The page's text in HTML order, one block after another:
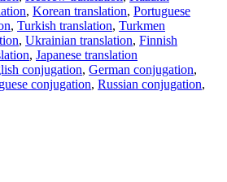
, Korean translation, Portuguese
, Turkish translation, Turkmen
, Ukrainian translation, Finnish
, Japanese translation
conjugation, German conjugation,
conjugation, Russian conjugation,